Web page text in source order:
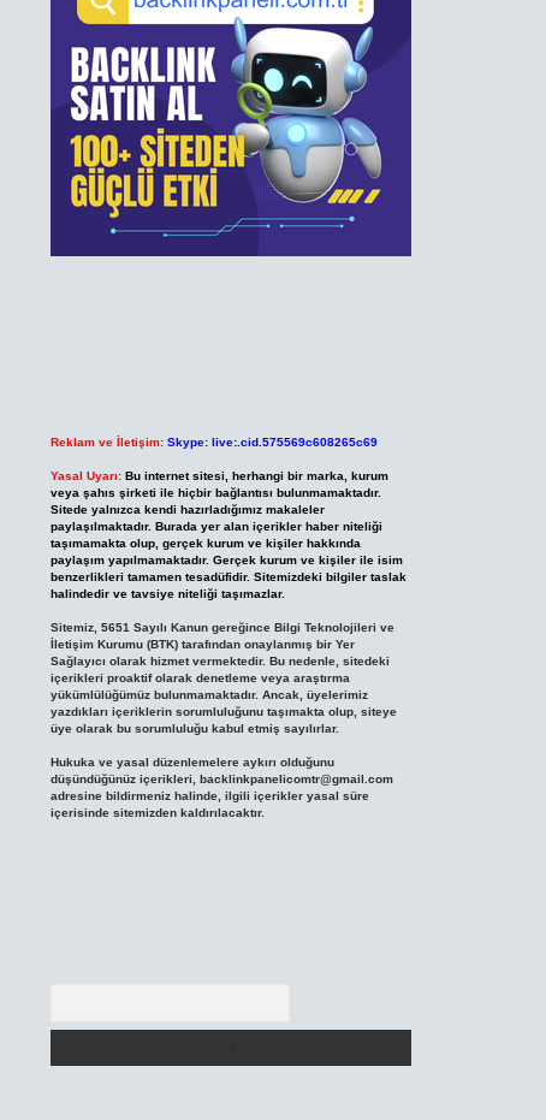
Reklam ve İletişim: Skype: live:.cid.575569c608265c69
Yasal Uyarı: Bu internet sitesi, herhangi bir marka, kurum
veya şahıs şirketi ile hiçbir bağlantısı bulunmamaktadır.
Sitede yalnızca kendi hazırladığımız makaleler
paylaşılmaktadır. Burada yer alan içerikler haber niteliği
taşımamakta olup, gerçek kurum ve kişiler hakkında
paylaşım yapılmamaktadır. Gerçek kurum ve kişiler ile isim
benzerlikleri tamamen tesadüfidir. Sitemizdeki bilgiler taslak
halindedir ve tavsiye niteliği taşımazlar.
Sitemiz, 5651 Sayılı Kanun gereğince Bilgi Teknolojileri ve
İletişim Kurumu (BTK) tarafından onaylanmış bir Yer
Sağlayıcı olarak hizmet vermektedir. Bu nedenle, sitedeki
içerikleri proaktif olarak denetleme veya araştırma
yükümlülüğümüz bulunmamaktadır. Ancak, üyelerimiz
yazdıkları içeriklerin sorumluluğunu taşımakta olup, siteye
üye olarak bu sorumluluğu kabul etmiş sayılırlar.
Hukuka ve yasal düzenlemelere aykırı olduğunu
düşündüğünüz içerikleri, backlinkpanelicomtr@gmail.com
adresine bildirmeniz halinde, ilgili içerikler yasal süre
içerisinde sitemizden kaldırılacaktır.